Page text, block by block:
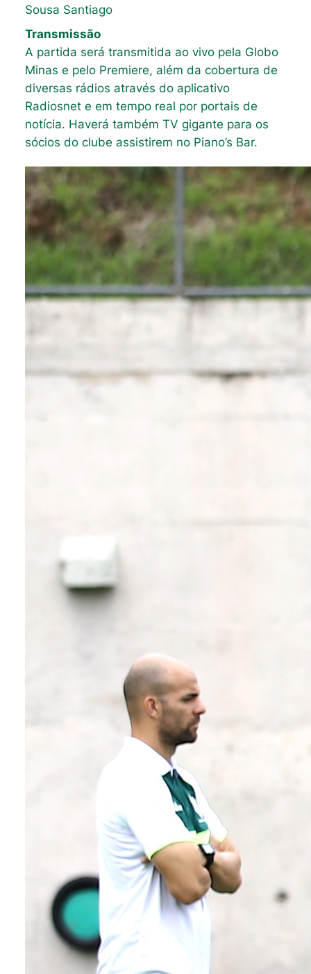
Sousa Santiago
Transmissão
A partida será transmitida ao vivo pela Globo
Minas e pelo Premiere, além da cobertura de
diversas rádios através do aplicativo
Radiosnet e em tempo real por portais de
notícia. Haverá também TV gigante para os
sócios do clube assistirem no Piano’s Bar.